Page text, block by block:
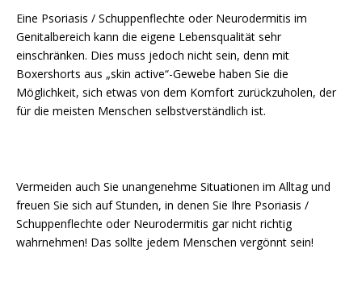
Eine Psoriasis / Schuppenflechte oder Neurodermitis im
Genitalbereich kann die eigene Lebensqualität sehr
einschränken. Dies muss jedoch nicht sein, denn mit
Boxershorts aus „skin active“-Gewebe haben Sie die
Möglichkeit, sich etwas von dem Komfort zurückzuholen, der
für die meisten Menschen selbstverständlich ist.
Vermeiden auch Sie unangenehme Situationen im Alltag und
freuen Sie sich auf Stunden, in denen Sie Ihre Psoriasis /
Schuppenflechte oder Neurodermitis gar nicht richtig
wahrnehmen! Das sollte jedem Menschen vergönnt sein!